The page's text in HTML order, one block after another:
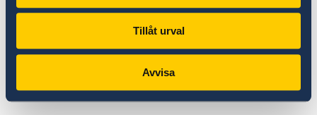
Tillåt urval
Avvisa